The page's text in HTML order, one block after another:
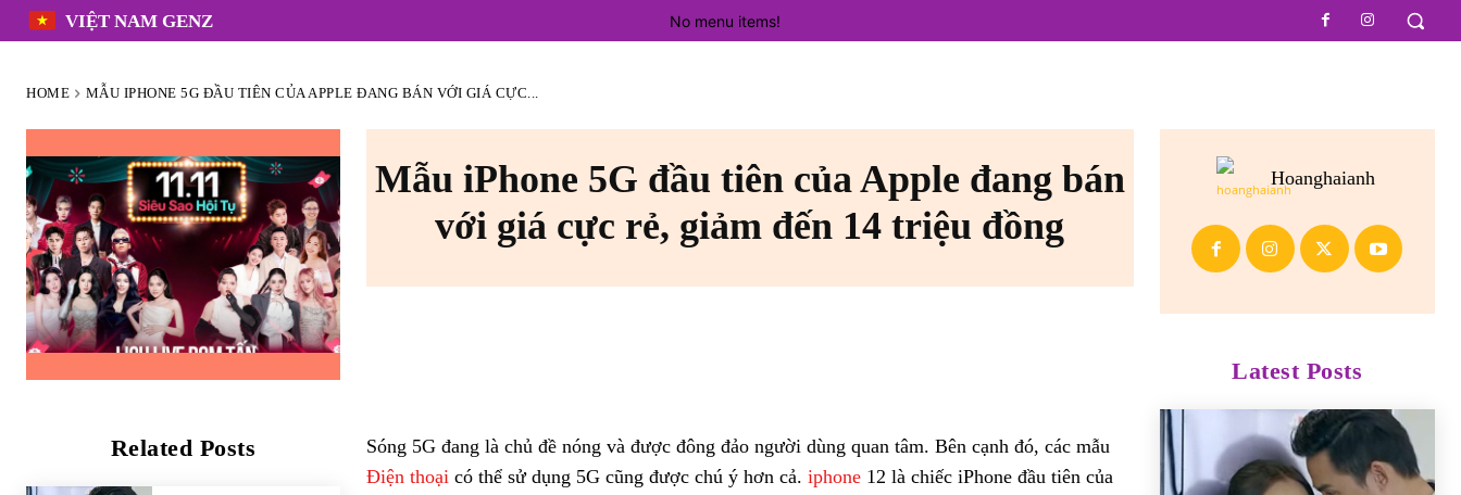
VIỆT NAM GENZ No menu items!
HOME MẪU IPHONE 5G ĐẦU TIÊN CỦA APPLE ĐANG BÁN VỚI GIÁ CỰC...
Related Posts
Mẫu iPhone 5G đầu tiên của Apple đang bán
với giá cực rẻ, giảm đến 14 triệu đồng
Sóng 5G đang là chủ đề nóng và được đông đảo người dùng quan tâm. Bên cạnh đó, các mẫu
Điện thoạicó thể sử dụng 5G cũng được chú ý hơn cả. iphone12 là chiếc iPhone đầu tiên của
Hoanghaianh
Latest Posts